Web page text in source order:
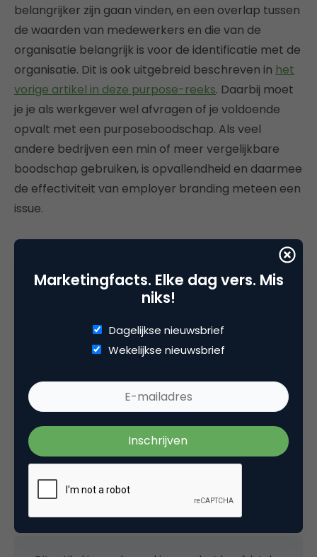
belangrijker zijn gaan vinden, en een overlap tussen
de waarden van medewerkers en die van de
organisatie belangrijk is voor de identificatie met de
organisatie. Dit is ook uitgebreid beschreven in het
vorige artikel in deze purpose-reeks. Daarbij moet
je je als werkgever wel afvragen of je voldoende
opvalt met een purposeboodschap. Als veel
andere bedrijven een min of meer vergelijkbare
boodschap gebruiken, is opvallendheid en daarmee
de effectiviteit van employer branding meteen een
issue.
Purpose en het werkgeversmerk: geen
Als het gaat om employer branding kan de
sterk werkgeversmerk te ontwikkelen. Hiervoor kan
een onderneming een purpose ontwikkelen en
inzetten, maar noodzakelijk is dat niet. Ook niet als
millennials de belangrijkste wervingsdoelgroep is.
branding een issue als andere merken ook deze
strategie kiezen. Dit laatste speelt ook bij het merk
als consumenten- of afnemersmerk, waar het
volgende artikel in deze reeks over gaat.
Marketingfacts. Elke dag vers. Mis
niks!
Dagelijkse nieuwsbrief
Wekelijkse nieuwsbrief